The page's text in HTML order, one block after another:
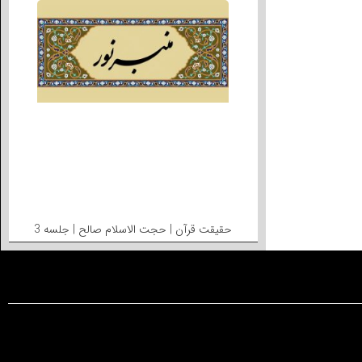
حقیقت قرآن | حجت الاسلام صالح | جلسه 3